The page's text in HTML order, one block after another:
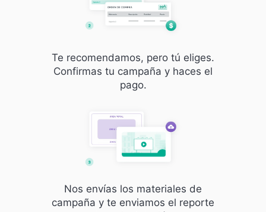
Te recomendamos, pero tú eliges.
Confirmas tu campaña y haces el
pago.
Nos envías los materiales de
campaña y te enviamos el reporte